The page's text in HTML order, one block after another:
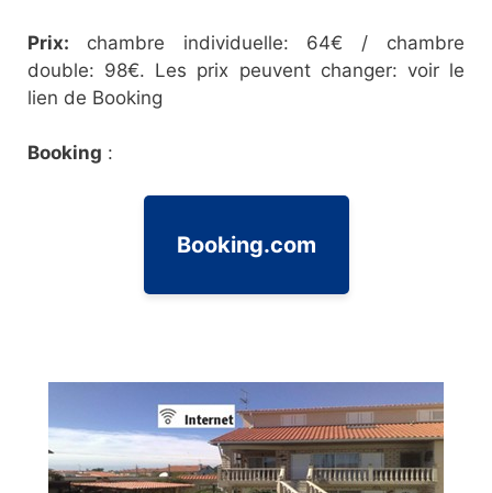
Prix: chambre individuelle: 64€ / chambre
double: 98€. Les prix peuvent changer: voir le
lien de Booking
Booking :
Booking.com